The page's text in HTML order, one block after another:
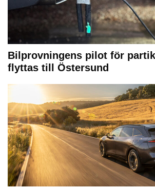
Bilprovningens pilot för
flyttas till Östersund